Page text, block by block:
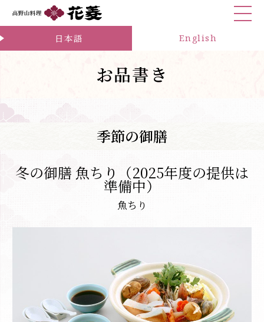
English
日本語
お問合せ
お品書き
季節の御膳
冬の御膳 魚ちり（2025年度の提供は
準備中）
魚ちり